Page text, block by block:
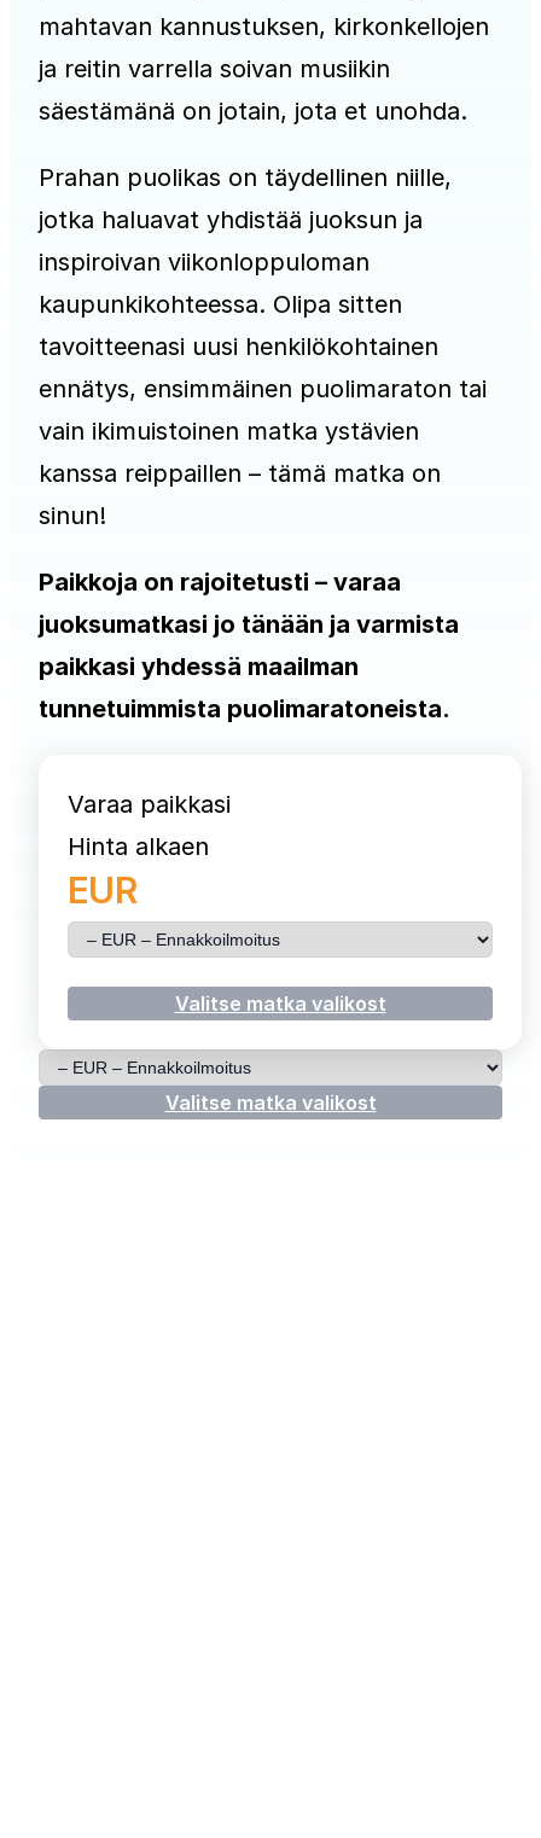
mahtavan kannustuksen, kirkonkellojen
ja reitin varrella soivan musiikin
säestämänä on jotain, jota et unohda.
Prahan puolikas on täydellinen niille,
jotka haluavat yhdistää juoksun ja
inspiroivan viikonloppuloman
kaupunkikohteessa. Olipa sitten
tavoitteenasi uusi henkilökohtainen
ennätys, ensimmäinen puolimaraton tai
vain ikimuistoinen matka ystävien
kanssa reippaillen – tämä matka on
sinun!
Paikkoja on rajoitetusti – varaa
juoksumatkasi jo tänään ja varmista
paikkasi yhdessä maailman
tunnetuimmista puolimaratoneista.
Varaa paikkasi
Hinta alkaen
EUR
Valitse matka
Valitse matka valikost
Valitse matka
Valitse matka valikost